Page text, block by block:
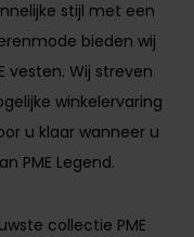
stijl met een
bieden wij
vesten. Wij streven
winkelervaring
u klaar wanneer u
PME Legend.
collectie PME